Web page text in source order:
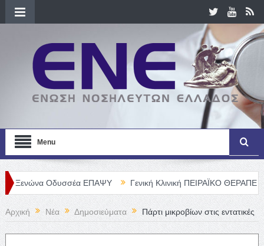
Menu
Οδυσσέα ΕΠΑΨΥ Γενική Κλινική ΠΕΙΡΑΪΚΟ ΘΕΡΑΠΕΥΤΗΡΙΟ Α.
Αρχική Νέα Δημοσιεύματα Πάρτι μικροβίων στις εντατικές